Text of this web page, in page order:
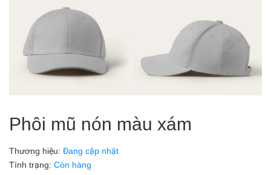
Phôi mũ nón màu xám
Thương hiệu: Đang cập nhật
Tình trạng: Còn hàng